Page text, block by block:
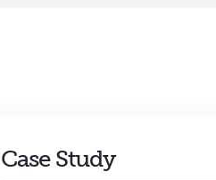
Case Study